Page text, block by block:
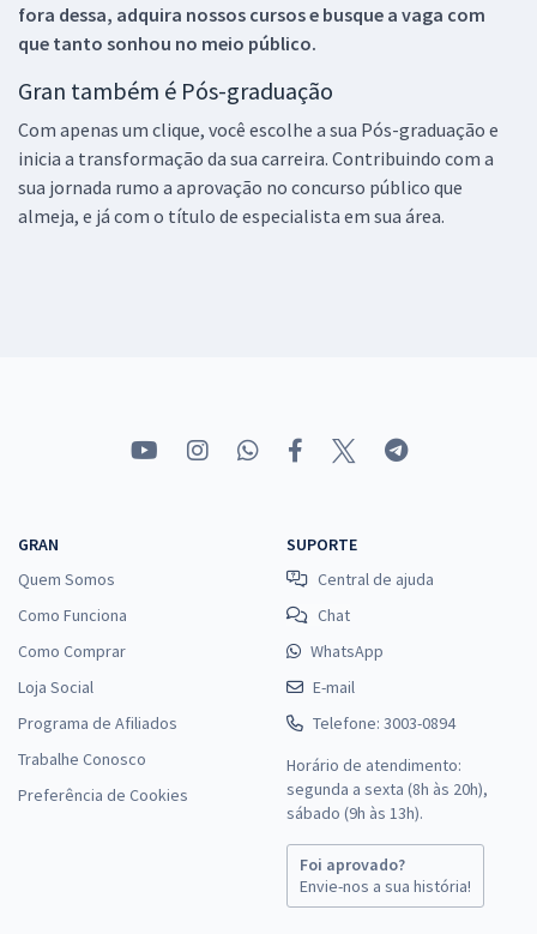
fora dessa, adquira nossos cursos e busque a vaga com
que tanto sonhou no meio público.
Gran também é Pós-graduação
Com apenas um clique, você escolhe a sua Pós-graduação e
inicia a transformação da sua carreira. Contribuindo com a
sua jornada rumo a aprovação no concurso público que
almeja, e já com o título de especialista em sua área.
GRAN
Quem Somos
Como Funciona
Como Comprar
Loja Social
Programa de Afiliados
Trabalhe Conosco
Preferência de Cookies
SUPORTE
Central de ajuda
Chat
WhatsApp
E-mail
Telefone: 3003-0894
Horário de atendimento:
segunda a sexta (8h às 20h),
sábado (9h às 13h).
Foi aprovado?
Envie-nos a sua história!